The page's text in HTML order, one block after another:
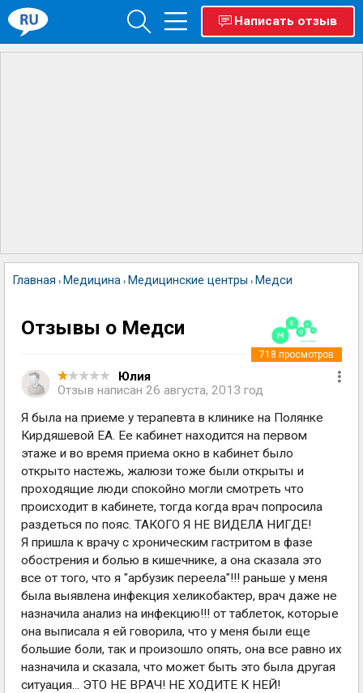
Написать отзыв
Главная › Медицина › Медицинские центры › Медси
Отзывы о Медси
Юлия
Отзыв написан 26 августа, 2013 год
718 просмотров
Я была на приеме у терапевта в клинике на Полянке
Кирдяшевой ЕА. Ее кабинет находится на первом
этаже и во время приема окно в кабинет было
открыто настежь, жалюзи тоже были открыты и
проходящие люди спокойно могли смотреть что
происходит в кабинете, тогда когда врач попросила
раздеться по пояс. ТАКОГО Я НЕ ВИДЕЛА НИГДЕ!
Я пришла к врачу с хроническим гастритом в фазе
обострения и болью в кишечнике, а она сказала это
все от того, что я "арбузик переела"!!! раньше у меня
была выявлена инфекция хеликобактер, врач даже не
назначила анализ на инфекцию!!! от таблеток, которые
она выписала я ей говорила, что у меня были еще
большие боли, так и произошло опять, она все равно их
назначила и сказала, что может быть это была другая
ситуация... ЭТО НЕ ВРАЧ! НЕ ХОДИТЕ К НЕЙ!